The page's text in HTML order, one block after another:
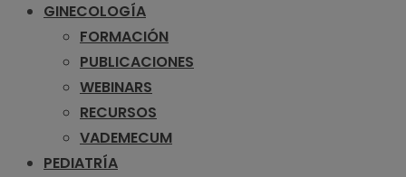
GINECOLOGÍA
FORMACIÓN
PUBLICACIONES
WEBINARS
RECURSOS
VADEMECUM
PEDIATRÍA